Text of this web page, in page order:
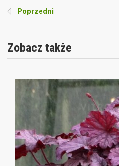
Poprzedni
Zobacz także